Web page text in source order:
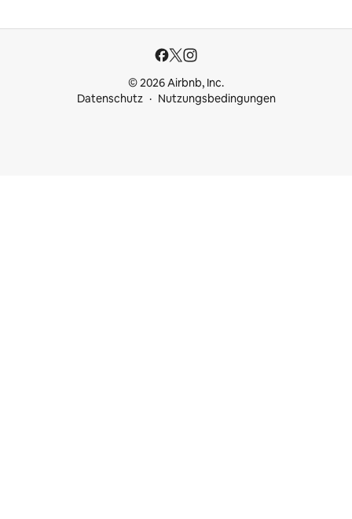
© 2026 Airbnb, Inc.
Datenschutz
Nutzungsbedingungen